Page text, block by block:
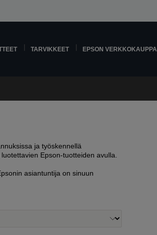
TARVIKKEET EPSON VERKKOKAUPPA
ja työskennellä
Epson-tuotteiden avulla.
asiantuntija on sinuun